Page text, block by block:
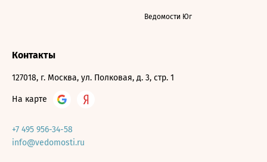
Ведомости Юг
Контакты
127018, г. Москва, ул. Полковая, д. 3, стр. 1
На карте
+7 495 956-34-58
info@vedomosti.ru